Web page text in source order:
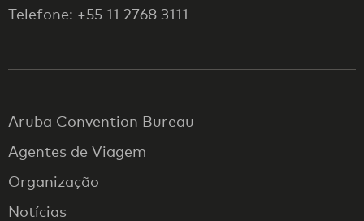
Telefone: +55 11 2768 3111
Aruba Convention Bureau
Agentes de Viagem
Organização
Notícias